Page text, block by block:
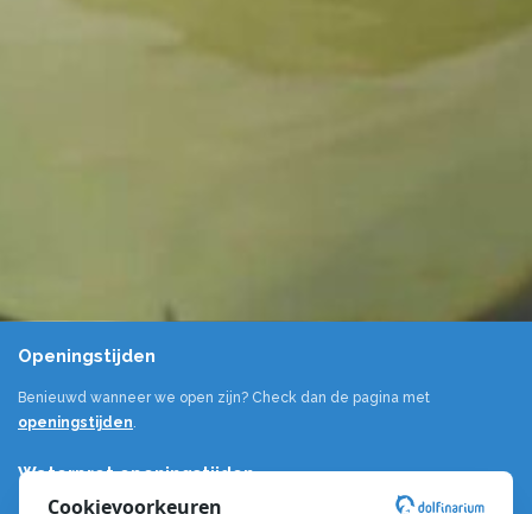
Openingstijden
Benieuwd wanneer we open zijn? Check dan de pagina met
openingstijden.
Waterpret openingstijden
Cookievoorkeuren